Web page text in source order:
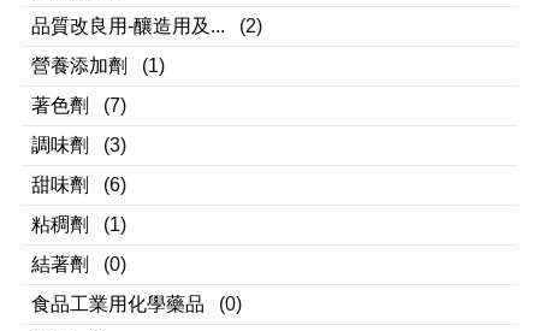
品質改良用-釀造用及...
(2)
營養添加劑
(1)
著色劑
(7)
調味劑
(3)
甜味劑
(6)
粘稠劑
(1)
結著劑
(0)
食品工業用化學藥品
(0)